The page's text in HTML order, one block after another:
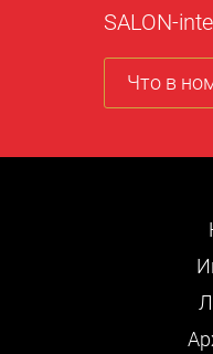
SALON-
Что в